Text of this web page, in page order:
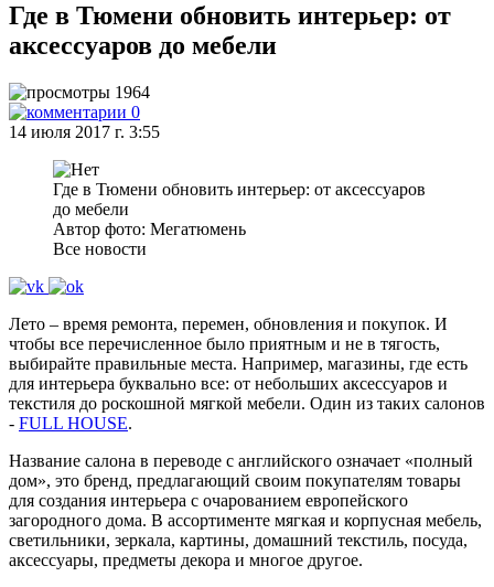
Где в Тюмени обновить интерьер: от
аксессуаров до мебели
1964
0
14 июля 2017 г. 3:55
Где в Тюмени обновить интерьер: от аксессуаров
до мебели
Автор фото: Мегатюмень
Все новости
Лето – время ремонта, перемен, обновления и покупок. И
чтобы все перечисленное было приятным и не в тягость,
выбирайте правильные места. Например, магазины, где есть
для интерьера буквально все: от небольших аксессуаров и
текстиля до роскошной мягкой мебели. Один из таких салонов
- FULL HOUSE.
Название салона в переводе с английского означает «полный
дом», это бренд, предлагающий своим покупателям товары
для создания интерьера с очарованием европейского
загородного дома. В ассортименте мягкая и корпусная мебель,
светильники, зеркала, картины, домашний текстиль, посуда,
аксессуары, предметы декора и многое другое.